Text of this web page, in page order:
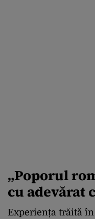
„Poporul
cu adevărat
Experiența trăită